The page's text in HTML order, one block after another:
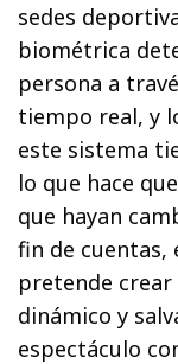
sedes
biométrica
persona a
tiempo real, y
este sistema
lo que hace
que hayan
fin de cuentas,
pretende
dinámico y
espectáculo